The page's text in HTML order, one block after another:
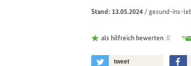
Stand: 13.05.2024 /gesund-ins-
als hilfreich bewerten 0
tweet